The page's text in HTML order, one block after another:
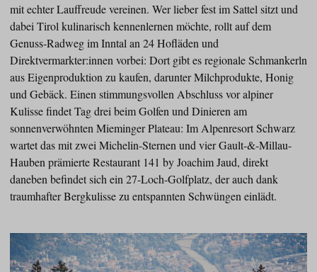
mit echter Lauffreude vereinen. Wer lieber fest im Sattel sitzt und
dabei Tirol kulinarisch kennenlernen möchte, rollt auf dem
Genuss-Radweg im Inntal an 24 Hofläden und
Direktvermarkter:innen vorbei: Dort gibt es regionale Schmankerln
aus Eigenproduktion zu kaufen, darunter Milchprodukte, Honig
und Gebäck. Einen stimmungsvollen Abschluss vor alpiner
Kulisse findet Tag drei beim Golfen und Dinieren am
sonnenverwöhnten Mieminger Plateau: Im Alpenresort Schwarz
wartet das mit zwei Michelin-Sternen und vier Gault-&-Millau-
Hauben prämierte Restaurant 141 by Joachim Jaud, direkt
daneben befindet sich ein 27-Loch-Golfplatz, der auch dank
traumhafter Bergkulisse zu entspannten Schwüngen einlädt.